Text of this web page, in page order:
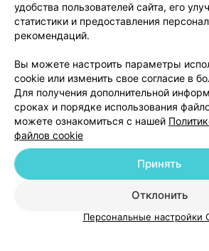
Вакансии
Партнеры
Персональные настройки
Обработка персональных
© 2026 ООО «Артокс Лаб», УНП 191700409|
удобства пользователей сайта, его
статистики и предоставления
рекомендаций.
Вы можете настроить параметры
cookie или изменить свое согласие в
Для получения дополнительной
сроках и порядке использования
можете ознакомиться с нашей
файлов cookie
Отклонить
Принять
Персональные настройки